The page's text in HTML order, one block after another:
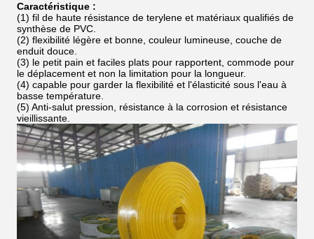
Caractéristique :
(1) fil de haute résistance de terylene et matériaux qualifiés de
synthèse de PVC.
(2) flexibilité légère et bonne, couleur lumineuse, couche de
enduit douce.
(3) le petit pain et faciles plats pour rapportent, commode pour
le déplacement et non la limitation pour la longueur.
(4) capable pour garder la flexibilité et l'élasticité sous l'eau à
basse température.
(5) Anti-salut pression, résistance à la corrosion et résistance
vieillissante.